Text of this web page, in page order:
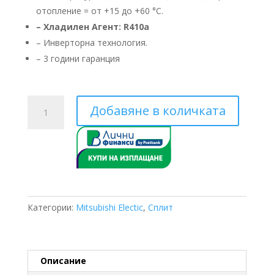
отопление = от +15 до +60 °C.
– Хладилен Агент: R410a
– ​Инверторна технология.
– 3 години гаранция
/
ERSC-
Добавяне в количката
Категории: Mitsubishi Electic, Сплит
Описание